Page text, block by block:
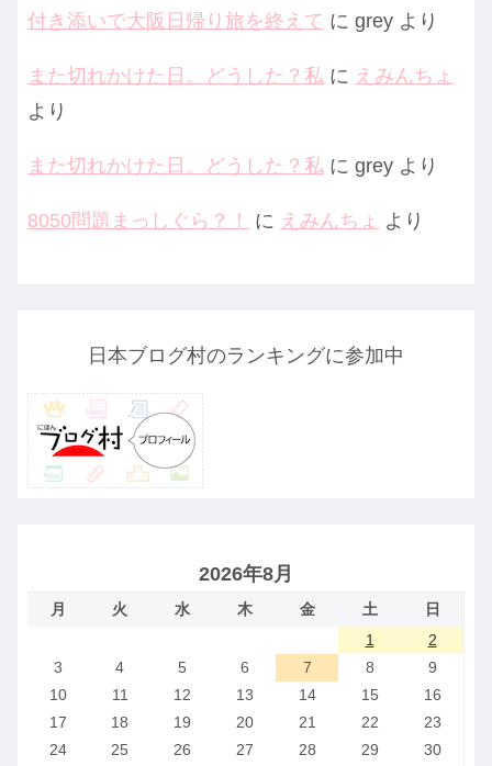
付き添いで大阪日帰り旅を終えて に grey より
また切れかけた日。どうした？私 に えみんちょ
より
また切れかけた日。どうした？私 に grey より
8050問題まっしぐら？！ に えみんちょ より
日本ブログ村のランキングに参加中
2026年8月
月 火 水 木 金 土
日
1
2
3
4 5 6 7 8
9
10
11 12 13 14 15
16
17
18 19 20 21 22
23
24
25 26 27 28 29
30